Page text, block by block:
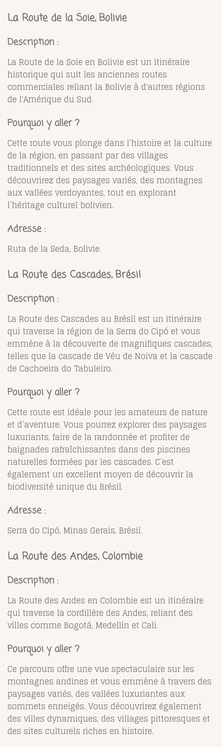
La Route de la Soie, Bolivie
Description :
La Route de la Soie en Bolivie est un itinéraire
historique qui suit les anciennes routes
commerciales reliant la Bolivie à d'autres régions
de l'Amérique du Sud.
Pourquoi y aller ?
Cette route vous plonge dans l’histoire et la culture
de la région, en passant par des villages
traditionnels et des sites archéologiques. Vous
découvrirez des paysages variés, des montagnes
aux vallées verdoyantes, tout en explorant
l’héritage culturel bolivien.
Adresse :
Ruta de la Seda, Bolivie.
La Route des Cascades, Brésil
Description :
La Route des Cascades au Brésil est un itinéraire
qui traverse la région de la Serra do Cipó et vous
emmène à la découverte de magnifiques cascades,
telles que la cascade de Véu de Noiva et la cascade
de Cachoeira do Tabuleiro.
Pourquoi y aller ?
Cette route est idéale pour les amateurs de nature
et d’aventure. Vous pourrez explorer des paysages
luxuriants, faire de la randonnée et profiter de
baignades rafraîchissantes dans des piscines
naturelles formées par les cascades. C’est
également un excellent moyen de découvrir la
biodiversité unique du Brésil.
Adresse :
Serra do Cipó, Minas Gerais, Brésil.
La Route des Andes, Colombie
Description :
La Route des Andes en Colombie est un itinéraire
qui traverse la cordillère des Andes, reliant des
villes comme Bogotá, Medellín et Cali.
Pourquoi y aller ?
Ce parcours offre une vue spectaculaire sur les
montagnes andines et vous emmène à travers des
paysages variés, des vallées luxuriantes aux
sommets enneigés. Vous découvrirez également
des villes dynamiques, des villages pittoresques et
des sites culturels riches en histoire.